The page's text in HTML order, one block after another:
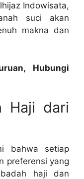
Indowisata,
suci akan
makna dan
Hubungi
Haji dari
bahwa setiap
preferensi yang
haji dan